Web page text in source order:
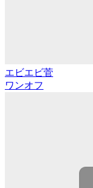
エビエビ菅
ワンオフ